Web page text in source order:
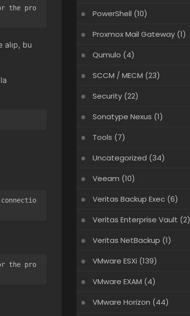
the pro
alıp, bu
the pro
PowerShell (10)
Proxmox Mail Gateway(1)
Qumulo (4)
SCCM / MECM (23)
Security(22)
Sonatype Nexus (1)
Tools (7)
Uncategorized (34)
Veeam (10)
Veritas Backup Exec(6)
Veritas Enterprise Vault (2)
Veritas NetBackup (1)
VMware ESXi (139)
VMware EXAM (4)
VMware Horizon (44)